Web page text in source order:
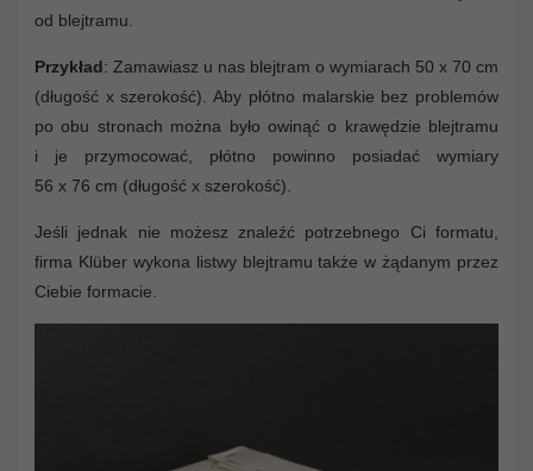
od blejtramu.
Przykład: Zamawiasz u nas blejtram o wymiarach 50 x 70 cm
(długość x szerokość). Aby płótno malarskie bez problemów
po obu stronach można było owinąć o krawędzie blejtramu
i je przymocować, płótno powinno posiadać wymiary
56 x 76 cm (długość x szerokość).
Jeśli jednak nie możesz znaleźć potrzebnego Ci formatu,
firma Klüber wykona listwy blejtramu także w żądanym przez
Ciebie formacie.